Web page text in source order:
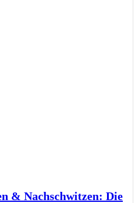
& Nachschwitzen: Die